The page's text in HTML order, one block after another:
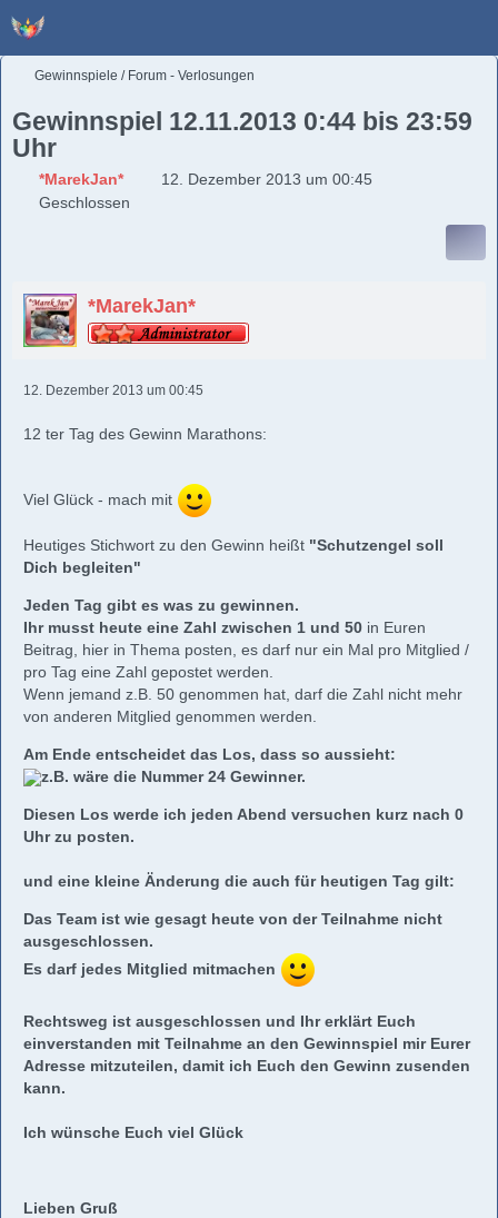
Gewinnspiele / Forum - Verlosungen
Gewinnspiel 12.11.2013 0:44 bis 23:59
Uhr
*MarekJan*
12. Dezember 2013 um 00:45
Geschlossen
*MarekJan*
12. Dezember 2013 um 00:45
12 ter Tag des Gewinn Marathons:
Viel Glück - mach mit
Heutiges Stichwort zu den Gewinn heißt "Schutzengel soll
Dich begleiten"
Jeden Tag gibt es was zu gewinnen.
Ihr musst heute eine Zahl zwischen 1 und 50 in Euren
Beitrag, hier in Thema posten, es darf nur ein Mal pro Mitglied /
pro Tag eine Zahl gepostet werden.
Wenn jemand z.B. 50 genommen hat, darf die Zahl nicht mehr
von anderen Mitglied genommen werden.
Am Ende entscheidet das Los, dass so aussieht:
z.B. wäre die Nummer 24 Gewinner.
Diesen Los werde ich jeden Abend versuchen kurz nach 0
Uhr zu posten.
und eine kleine Änderung die auch für heutigen Tag gilt:
Das Team ist wie gesagt heute von der Teilnahme nicht
ausgeschlossen.
Es darf jedes Mitglied mitmachen
Rechtsweg ist ausgeschlossen und Ihr erklärt Euch
einverstanden mit Teilnahme an den Gewinnspiel mir Eurer
Adresse mitzuteilen, damit ich Euch den Gewinn zusenden
kann.
Ich wünsche Euch viel Glück
Lieben Gruß